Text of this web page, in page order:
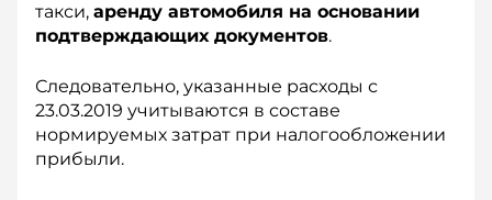
такси, аренду автомобиля на основании
подтверждающих документов.
Следовательно, указанные расходы с
23.03.2019 учитываются в составе
нормируемых затрат при налогообложении
прибыли.